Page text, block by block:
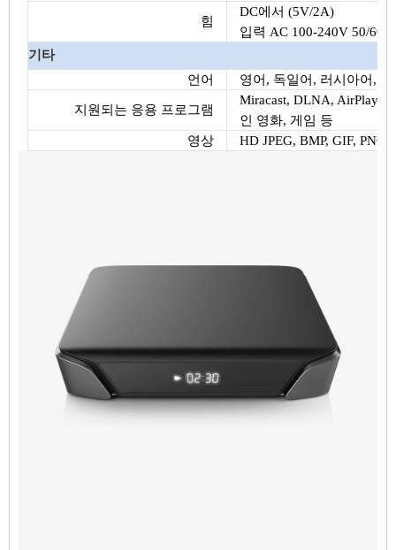
힘
DC에서 (5V/2A)
입력 AC 100-240V 50/
기타
언어
영어, 독일어, 러시아어,
지원되는 응용 프로그램
Miracast, DLNA, AirPlay,
인 영화, 게임 등
영상
HD JPEG, BMP, GIF, PNG,